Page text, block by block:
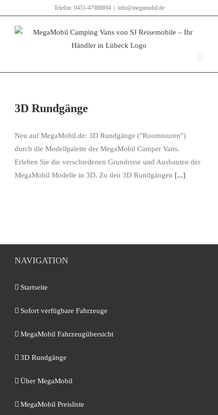
springen
Telefon: 0451-47988894 info@megamobil.de
3D Rundgänge
Neu auf MegaMobil.de: 3D Rundgänge ("Roomtouren")
durch die Modellpalette der MegaMobil Camper Vans.
Erleben Sie die verschiedenen Grundrisse und Ausbauten der
MegaMobil Modelle in 3D. Zu den 3D Rundgängen [...]
NAVIGATION
Startseite
Sofort verfügbare Fahrzeuge
MegaMobil Fahrzeugübersicht
3D Rundgänge
Über MegaMobil
MegaMobil Preisliste